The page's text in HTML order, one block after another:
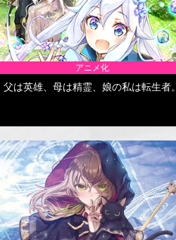
アニメ化
父は英雄、母は精霊、娘の私は転生者。